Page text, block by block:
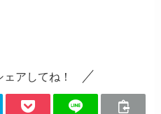
アしてね！